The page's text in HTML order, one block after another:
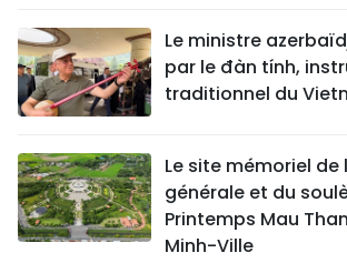
Le ministre
par le đàn tính,
traditionnel du
Le site mémoriel de
générale et du
Printemps Mau
Minh-Ville